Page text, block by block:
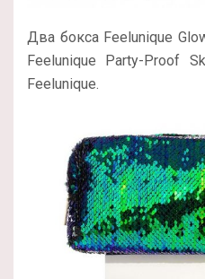
Два бокса Feelunique
Feelunique Party-Proof
Feelunique.